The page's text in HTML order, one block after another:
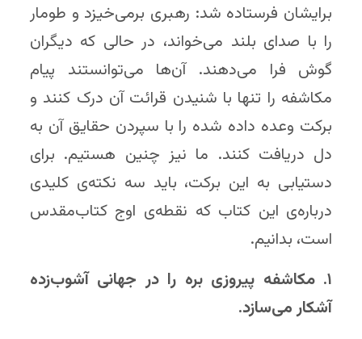
برایشان فرستاده شد: رهبری برمی‌خیزد و طومار
را با صدای بلند می‌خواند، در حالی که دیگران
گوش فرا می‌دهند. آن‌ها می‌توانستند پیام
مکاشفه را تنها با شنیدن قرائت آن درک کنند و
برکت وعده داده شده را با سپردن حقایق آن به
دل دریافت کنند. ما نیز چنین هستیم. برای
دستیابی به این برکت، باید سه نکته‌ی کلیدی
درباره‌ی این کتاب که نقطه‌ی اوج کتاب‌مقدس
است، بدانیم.
۱. مکاشفه پیروزی بره را در جهانی آشوب‌زده
آشکار می‌سازد.